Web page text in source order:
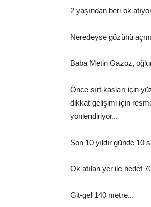
2 yaşından beri ok
Neredeyse gözünü
Baba Metin Gazoz,
Önce sırt kasları için
dikkat gelişimi için
yönlendiriyor...
Son 10 yıldır günde 10
Ok atılan yer ile hedef
Git-gel 140 metre...